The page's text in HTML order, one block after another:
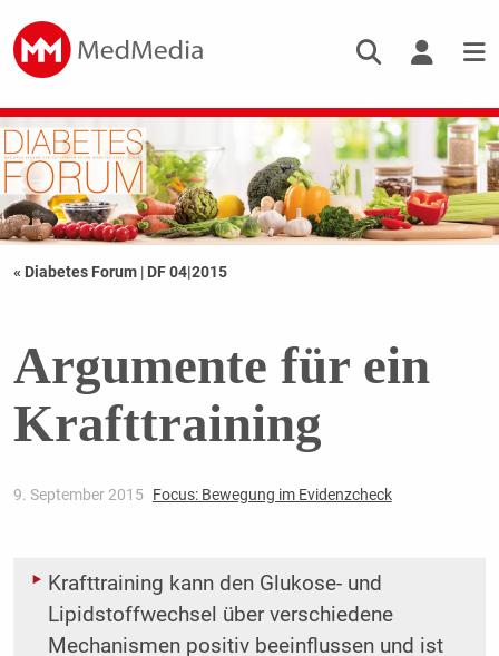
« Diabetes Forum | DF 04|2015
Argumente für ein
Krafttraining
9. September 2015 Focus: Bewegung im Evidenzcheck
Krafttraining kann den Glukose- und
Lipidstoffwechsel über verschiedene
Mechanismen positiv ­beeinflussen und ist